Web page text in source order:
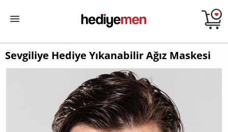
Sevgiliye Hediye Yıkanabilir Ağız Maskesi